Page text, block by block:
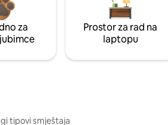
za
Prostor za rad na
laptopu
tipovi smještaja